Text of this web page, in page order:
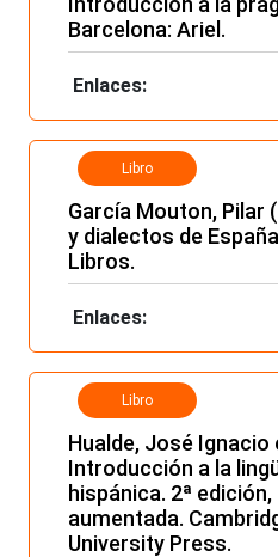
Barcelona: Ariel.
Enlaces:
Libro
García Mouton, Pilar
y dialectos de
Libros.
Enlaces:
Libro
Hualde, José Ignacio
Introducción a la
hispánica. 2ª
aumentada.
University Press.